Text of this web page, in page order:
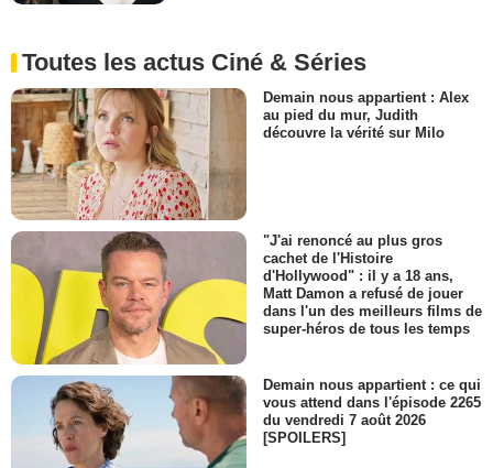
Toutes les actus Ciné & Séries
Demain nous appartient : Alex
au pied du mur, Judith
découvre la vérité sur Milo
"J'ai renoncé au plus gros
cachet de l'Histoire
d'Hollywood" : il y a 18 ans,
Matt Damon a refusé de jouer
dans l'un des meilleurs films de
super-héros de tous les temps
Demain nous appartient : ce qui
vous attend dans l'épisode 2265
du vendredi 7 août 2026
[SPOILERS]